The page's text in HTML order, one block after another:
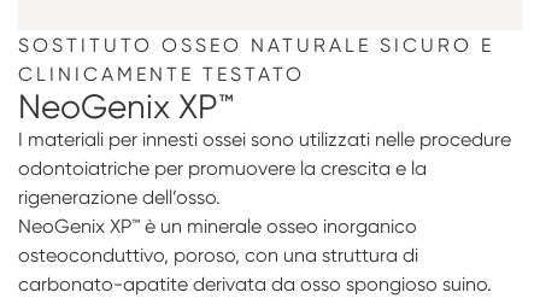
SOSTITUTO OSSEO NATURALE SICURO E
CLINICAMENTE TESTATO
NeoGenix XP™
I materiali per innesti ossei sono utilizzati nelle procedure
odontoiatriche per promuovere la crescita e la
rigenerazione dell’osso.
NeoGenix XP™ è un minerale osseo inorganico
osteoconduttivo, poroso, con una struttura di
carbonato-apatite derivata da osso spongioso suino.